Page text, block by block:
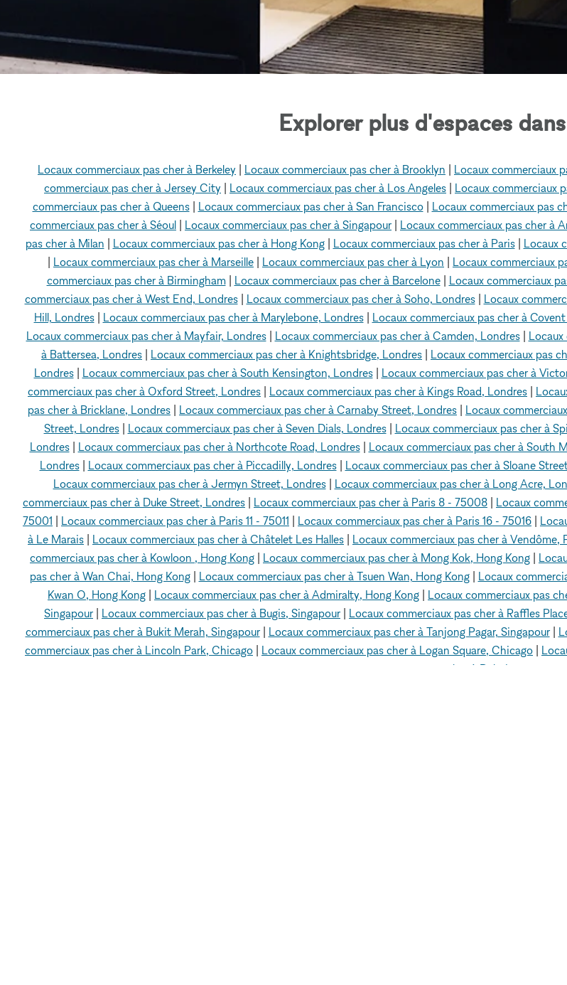
Explorer plus d'espaces
Locaux commerciaux pas cher à Berkeley | Locaux commerciaux pas cher à Brooklyn | Locaux commerciaux
commerciaux pas cher à Jersey City | Locaux commerciaux pas cher à Los Angeles | Locaux commerciaux
commerciaux pas cher à Queens| Locaux commerciaux pas cher à San Francisco| Locaux commerciaux pas
commerciaux pas cher à Séoul | Locaux commerciaux pas cher à Singapour | Locaux commerciaux pas cher à
pas cher à Milan | Locaux commerciaux pas cher à Hong Kong| Locaux commerciaux pas cher à Paris| Locaux
| Locaux commerciaux pas cher à Marseille | Locaux commerciaux pas cher à Lyon | Locaux commerciaux
commerciaux pas cher à Birmingham| Locaux commerciaux pas cher à Barcelone| Locaux commerciaux
commerciaux pas cher à West End, Londres| Locaux commerciaux pas cher à Soho, Londres| Locaux
Hill, Londres| Locaux commerciaux pas cher à Marylebone, Londres| Locaux commerciaux pas cher à
Locaux commerciaux pas cher à Mayfair, Londres| Locaux commerciaux pas cher à Camden, Londres|
à Battersea, Londres | Locaux commerciaux pas cher à Knightsbridge, Londres | Locaux commerciaux pas
Londres| Locaux commerciaux pas cher à South Kensington, Londres| Locaux commerciaux pas cher à
commerciaux pas cher à Oxford Street, Londres | Locaux commerciaux pas cher à Kings Road, Londres |
pas cher à Bricklane, Londres | Locaux commerciaux pas cher à Carnaby Street, Londres | Locaux
Street, Londres| Locaux commerciaux pas cher à Seven Dials, Londres| Locaux commerciaux pas cher à
Londres| Locaux commerciaux pas cher à Northcote Road, Londres| Locaux commerciaux pas cher à South
Londres| Locaux commerciaux pas cher à Piccadilly, Londres| Locaux commerciaux pas cher à Sloane
Locaux commerciaux pas cher à Jermyn Street, Londres| Locaux commerciaux pas cher à Long Acre,
commerciaux pas cher à Duke Street, Londres | Locaux commerciaux pas cher à Paris 8 - 75008 | Locaux
75001 | Locaux commerciaux pas cher à Paris 11 - 75011 | Locaux commerciaux pas cher à Paris 16 - 75016 |
à Le Marais | Locaux commerciaux pas cher à Châtelet Les Halles | Locaux commerciaux pas cher à Vendôme,
commerciaux pas cher à Kowloon , Hong Kong | Locaux commerciaux pas cher à Mong Kok, Hong Kong |
pas cher à Wan Chai, Hong Kong| Locaux commerciaux pas cher à Tsuen Wan, Hong Kong| Locaux
Kwan O, Hong Kong | Locaux commerciaux pas cher à Admiralty, Hong Kong | Locaux commerciaux pas
Singapour | Locaux commerciaux pas cher à Bugis, Singapour | Locaux commerciaux pas cher à Raffles
commerciaux pas cher à Bukit Merah, Singapour| Locaux commerciaux pas cher à Tanjong Pagar, Singapour|
commerciaux pas cher à Lincoln Park, Chicago | Locaux commerciaux pas cher à Logan Square, Chicago |
cher à Dubai